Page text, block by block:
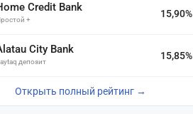
Credit Bank
+
15,90%
City Bank
депозит
15,85%
Открыть полный рейтинг →